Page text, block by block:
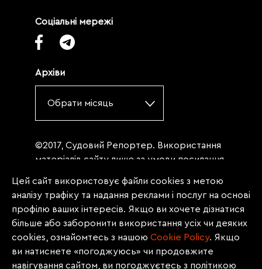
Соціальні мережі
Архіви
Обрати місяць
©2017, Судовий Репортер. Використання
матеріалів сайту лише за умови посилання
«Судовий репортер» не нижче третього
абзацу. Матеріали, щодо яких міститься
заборона на повну републікацію
(передрук, копіювання, відтворення або
інше використання), заборонено
передруковувати без згоди редакції.
Цей сайт використовує файли cookies з метою
аналізу трафіку та надання реклами і послуг на основі
профілю ваших інтересів. Якщо ви хочете дізнатися
більше або заборонити використання усіх чи деяких
cookies, ознайомтесь з нашою Сookie Policy. Якщо
ви натиснете «погоджуюсь» чи продовжите
навігування сайтом, ви погоджуєтесь з політикою